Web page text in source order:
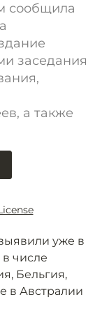
сообщила
заседания
а также
уже в
в числе
Бельгия,
в Австралии